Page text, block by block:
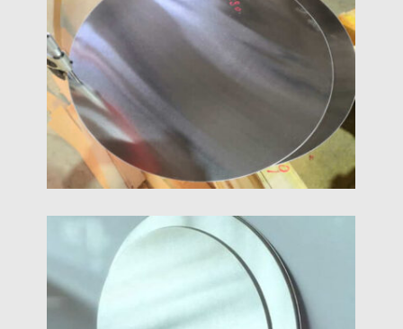
1070 অ্যালুমিনিয়াম বৃত্ত গভীর প্রক্রিয়াকরণ দ্বারা প্রাপ্ত করা হয়
1070 অ্যালুমিনিয়াম প্লেট/কয়েল. অতএব, 1070 অ্যালুমিনিয়াম
চেনাশোনাগুলির সমস্ত বৈশিষ্ট্য উত্তরাধিকারসূত্রে পাওয়া যায় 1070
অ্যালুমিনিয়াম প্লেট/কয়েল.
5454 অ্যালুমিনিয়াম ডিস্ক সার্কেল
5454 অ্যালুমিনিয়াম ডিস্ক একটি বৃত্তাকার অ্যালুমিনিয়াম খাদ শীট তৈরি
বোঝায় 5454 কাঁচামাল হিসাবে অ্যালুমিনিয়াম খাদ.